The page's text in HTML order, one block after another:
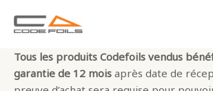
Tous les produits Codefoils vendus
garantie de 12 mois après date de